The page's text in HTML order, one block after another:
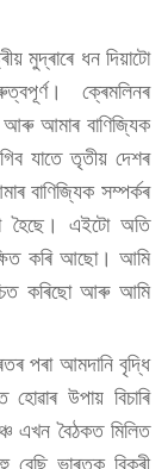
মুদ্ৰাৰে ধন দিয়াটো
ক্ৰেমলিনৰ
আৰু আমাৰ বাণিজ্যিক
যাতে তৃতীয় দেশৰ
বাণিজ্যিক সম্পৰ্কৰ
হৈছে। এইটো অতি
কৰি আছো। আমি
কৰিছো আৰু আমি
পৰা আমদানি বৃদ্ধি
উপায় বিচাৰি
এখন বৈঠকত মিলিত
ভাৰতক বিক্ৰী